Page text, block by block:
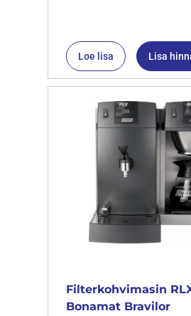
Loe lisa Lisa
Filterkohvimasin
Bonamat Bravilor